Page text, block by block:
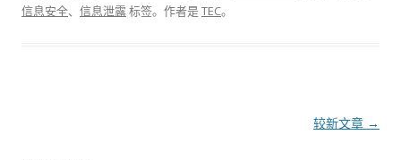
信息安全、 信息泄露标签。 作者是TEC。
较新文章 →